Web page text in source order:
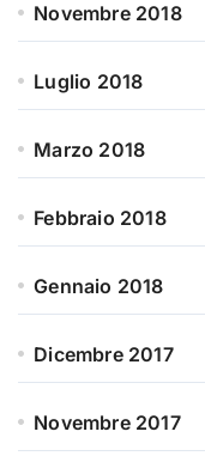
Novembre 2018
Luglio 2018
Marzo 2018
Febbraio 2018
Gennaio 2018
Dicembre 2017
Novembre 2017